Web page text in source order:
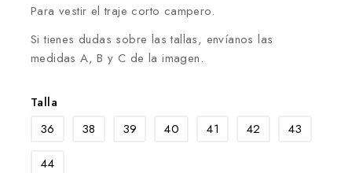
Para vestir el traje corto campero.
Si tienes dudas sobre las tallas, envíanos las
medidas A, B y C de la imagen.
Talla
36
38 39 40 41 42
43
44